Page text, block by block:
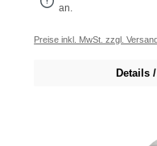
an.
Preise inkl. MwSt. zzgl.
Details